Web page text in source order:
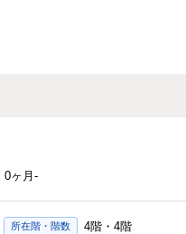
0ヶ月-
所在階・階数 4階・4階